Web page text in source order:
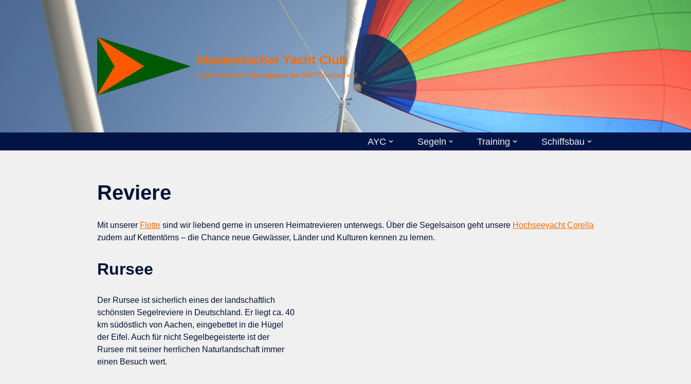
Akademischer Yacht Club
Segeltechnische Arbeitsgruppe der RWTH Aachen e.V.
AYC Segeln Training Schiffsbau
Reviere
Mit unserer Flotte sind wir liebend gerne in unseren Heimatrevieren unterwegs. Über die Segelsaison geht unsere Hochseeyacht Corella
zudem auf Kettentörns – die Chance neue Gewässer, Länder und Kulturen kennen zu lernen.
Rursee
Der Rursee ist sicherlich eines der landschaftlich
schönsten Segelreviere in Deutschland. Er liegt ca. 40
km südöstlich von Aachen, eingebettet in die Hügel
der Eifel. Auch für nicht Segelbegeisterte ist der
Rursee mit seiner herrlichen Naturlandschaft immer
einen Besuch wert.